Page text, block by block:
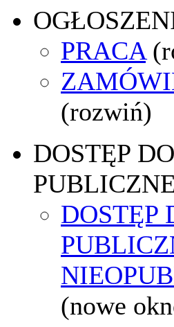
PRACA
(rozwiń)
DOSTĘP
DOSTĘP
(nowe